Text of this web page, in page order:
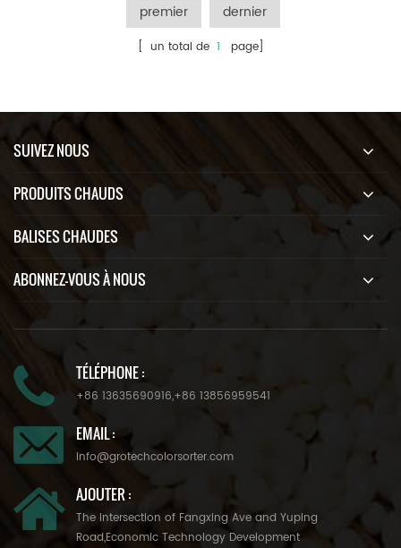
premier dernier
[ un total de 1 page]
SUIVEZ NOUS
PRODUITS CHAUDS
BALISES CHAUDES
ABONNEZ-VOUS À NOUS
TÉLÉPHONE :
+86 13635690916,+86 13856959541
EMAIL :
info@grotechcolorsorter.com
AJOUTER :
The Intersection of Fangxing Ave and Yuping
Road,Economic Technology Development